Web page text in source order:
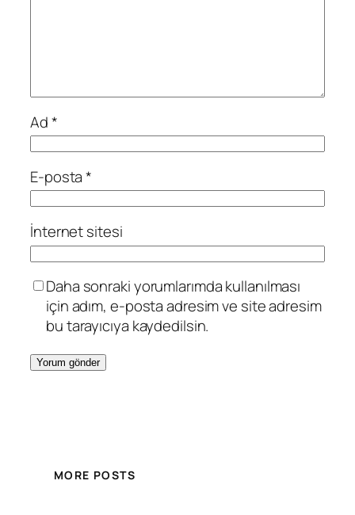
Ad*
E-posta*
İnternet sitesi
Daha sonraki yorumlarımda kullanılması
için adım, e-posta adresim ve site adresim
bu tarayıcıya kaydedilsin.
MORE POSTS